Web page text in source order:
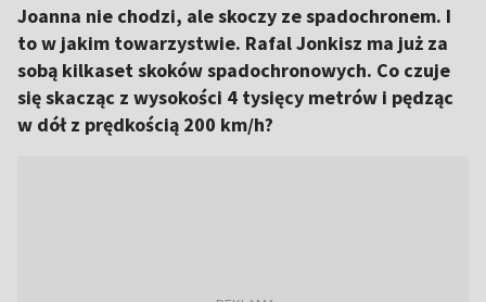
Joanna nie chodzi, ale skoczy ze spadochronem. I
to w jakim towarzystwie. Rafal Jonkisz ma już za
sobą kilkaset skoków spadochronowych. Co czuje
się skacząc z wysokości 4 tysięcy metrów i pędząc
w dół z prędkością 200 km/h?